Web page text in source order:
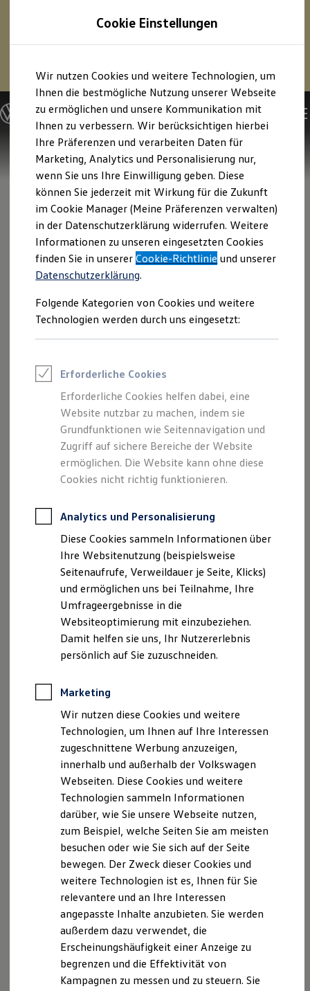
Hauptinhalt
springen
Footer
springen
Profitieren Sie von bis zu6.000 € 1
VolkswagenID. oder
Hybridmodelle.
Mehr zur E‑Auto-Förderung
Modelle und Konfigurator
Konfigurator
Modelle vergleichen
Konfiguration laden
Autosuche
Elektroautos
ENERGY Sondermodelle
Nutzfahrzeuge
SUV und CUV
Familienautos
Kombis
Kompaktwagen
Sportwagen
Schnell verfügbare Fahrzeuge
Angebote und Produkte
Aktuelle Angebote
E-Auto-Förderung
Volkswagen Marktplatz
Elektromobilität bei Gebrauchtwagen
Saisonangebote
Reifenpakete
Leasing
Leasing-Angebote
Gebrauchtwagen Leasing
Junge Gebrauchtwagen-Leasing
Elektroauto Leasing
Kleinwagen-Leasing
Autokredit mit Schlussrate
Versicherungen und Garantien
Kfz-Versicherung
Restschuldversicherungen
Garantien
Wartungsverträge
Geschäftskunden
Professional Class bei Volkswagen
Großkunden
Behörden
Direktkunden
Sonderfahrzeuge
Elektromobilität
Elektroautos
Elektrofahrzeugkonzepte
ID. EVERY1
Reichweite
Reichweite der ID. Modelle
Reichweite im Winter
Rekuperation
Laden
Laden unterwegs
Laden Zuhause
Ladestationen finden
Ladezeitensimulator
Sicherheit
Garantie und Lebensdauer
Nachhaltigkeit
Kosten und Kauf
Verbrauchskosten
Kaufoptionen
E-Auto-Förderung
Software und Konnektivität
Die ID. Software 6
Cookie Einstellungen
Wir nutzen Cookies und weitere Technologien, um
Ihnen die bestmögliche Nutzung unserer Webseite
zu ermöglichen und unsere Kommunikation mit
Ihnen zu verbessern. Wir berücksichtigen hierbei
Ihre Präferenzen und verarbeiten Daten für
Marketing, Analytics und Personalisierung nur,
wenn Sie uns Ihre Einwilligung geben. Diese
können Sie jederzeit mit Wirkung für die Zukunft
im Cookie Manager (Meine Präferenzen verwalten)
in der Datenschutzerklärung widerrufen. Weitere
Informationen zu unseren eingesetzten Cookies
finden Sie in unsererCookie-Richtlinie und unserer
Datenschutzerklärung.
Folgende Kategorien von Cookies und weitere
Technologien werden durch uns eingesetzt:
Erforderliche Cookies
Erforderliche Cookies helfen dabei, eine
Website nutzbar zu machen, indem sie
Grundfunktionen wie Seitennavigation und
Zugriff auf sichere Bereiche der Website
ermöglichen. Die Website kann ohne diese
Cookies nicht richtig funktionieren.
Analytics und Personalisierung
Diese Cookies sammeln Informationen über
Ihre Websitenutzung (beispielsweise
Seitenaufrufe, Verweildauer je Seite, Klicks)
und ermöglichen uns bei Teilnahme, Ihre
Umfrageergebnisse in die
Websiteoptimierung mit einzubeziehen.
Damit helfen sie uns, Ihr Nutzererlebnis
persönlich auf Sie zuzuschneiden.
Marketing
Wir nutzen diese Cookies und weitere
Technologien, um Ihnen auf Ihre Interessen
zugeschnittene Werbung anzuzeigen,
innerhalb und außerhalb der Volkswagen
Webseiten. Diese Cookies und weitere
Technologien sammeln Informationen
darüber, wie Sie unsere Webseite nutzen,
zum Beispiel, welche Seiten Sie am meisten
besuchen oder wie Sie sich auf der Seite
bewegen. Der Zweck dieser Cookies und
weitere Technologien ist es, Ihnen für Sie
relevantere und an Ihre Interessen
angepasste Inhalte anzubieten. Sie werden
außerdem dazu verwendet, die
Erscheinungshäufigkeit einer Anzeige zu
begrenzen und die Effektivität von
Kampagnen zu messen und zu steuern. Sie